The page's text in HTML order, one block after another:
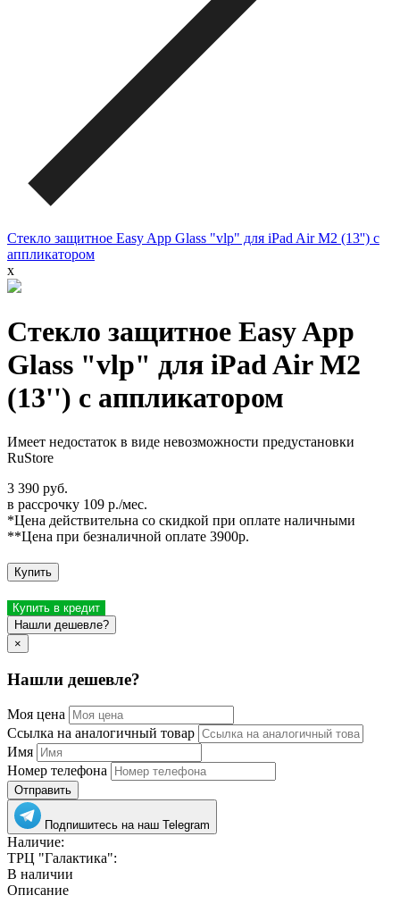
Стекло защитное Easy App Glass "vlp" для iPad Air M2 (13'') с
аппликатором
x
Стекло защитное Easy App
Glass "vlp" для iPad Air M2
(13'') с аппликатором
Имеет недостаток в виде невозможности предустановки
RuStore
3 390 руб.
в рассрочку 109 р./мес.
*Цена действительна со скидкой при оплате наличными
**Цена при безналичной оплате 3900р.
Купить
Купить в кредит
Нашли дешевле?
×
Нашли дешевле?
Моя цена
Ссылка на аналогичный товар
Имя
Номер телефона
Отправить
Подпишитесь на наш Telegram
Наличие:
ТРЦ "Галактика":
В наличии
Описание